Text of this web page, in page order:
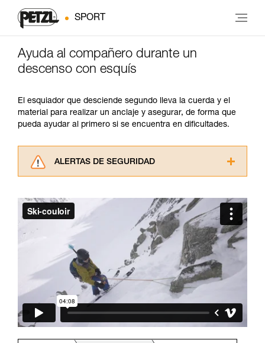
SPORT
Ayuda al compañero durante un
descenso con esquís
El esquiador que desciende segundo lleva la cuerda y el
material para realizar un anclaje y asegurar, de forma que
pueda ayudar al primero si se encuentra en dificultades.
ALERTAS DE SEGURIDAD
consultarlo. Usted debe comprender la
información de la ficha técnica para poder
comprender este complemento informativo.
Dominar estas técnicas requiere una formación
y un entrenamiento específico. Confirme a
través de un profesional su capacidad para
ejecutar estas técnicas, solo y con total
seguridad, antes de ejecutarlas de forma
autónoma.
Damos ejemplos de técnicas relacionadas con
su actividad. Pueden existir otras que no
describimos aquí.